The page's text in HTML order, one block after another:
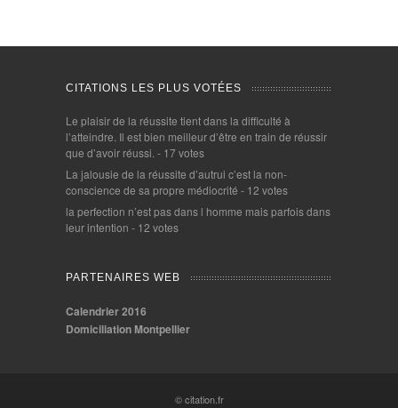
CITATIONS LES PLUS VOTÉES
Le plaisir de la réussite tient dans la difficulté à
l’atteindre. Il est bien meilleur d’être en train de réussir
que d’avoir réussi. - 17 votes
La jalousie de la réussite d’autrui c’est la non-
conscience de sa propre médiocrité - 12 votes
la perfection n’est pas dans l homme mais parfois dans
leur intention - 12 votes
PARTENAIRES WEB
Calendrier 2016
Domiciliation Montpellier
© citation.fr